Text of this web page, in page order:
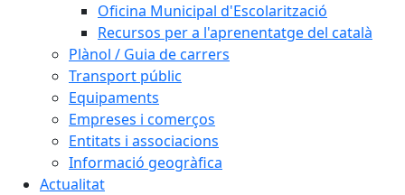
Oficina Municipal d'Escolarització
Recursos per a l'aprenentatge del català
Plànol / Guia de carrers
Transport públic
Equipaments
Empreses i comerços
Entitats i associacions
Informació geogràfica
Actualitat